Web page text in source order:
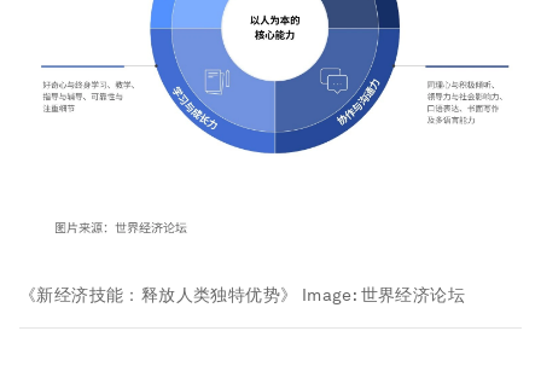
《新经济技能：释放人类独特优势》 Image: 世界经济论坛